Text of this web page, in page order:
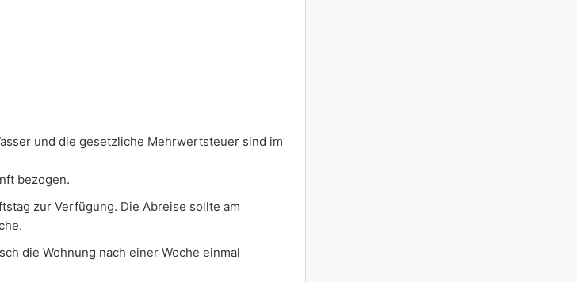
und die gesetzliche Mehrwertsteuer sind im
bezogen.
zur Verfügung. Die Abreise sollte am
die Wohnung nach einer Woche einmal